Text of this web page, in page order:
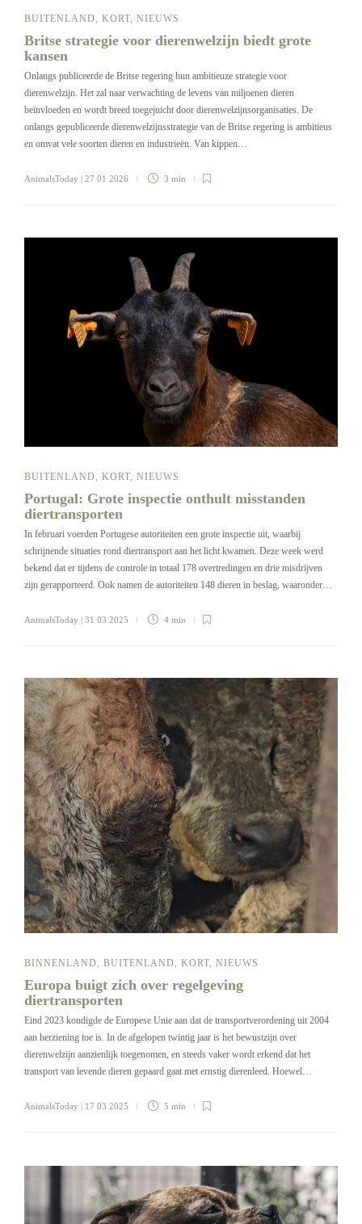
BUITENLAND, KORT, NIEUWS
Britse strategie voor dierenwelzijn biedt grote
kansen
Onlangs publiceerde de Britse regering hun ambitieuze strategie voor
dierenwelzijn. Het zal naar verwachting de levens van miljoenen dieren
beïnvloeden en wordt breed toegejuicht door dierenwelzijnsorganisaties. De
onlangs gepubliceerde dierenwelzijnsstrategie van de Britse regering is ambitieus
en omvat vele soorten dieren en industrieën. Van kippen…
AnimalsToday | 27 01 2026 3 min
BUITENLAND KORT NIEUWS
Portugal: Grote inspectie onthult misstanden
diertransporten
In februari voerden Portugese autoriteiten een grote inspectie uit, waarbij
schrijnende situaties rond diertransport aan het licht kwamen. Deze week werd
bekend dat er tijdens de controle in totaal 178 overtredingen en drie misdrijven
zijn gerapporteerd. Ook namen de autoriteiten 148 dieren in beslag, waaronder…
AnimalsToday | 31 03 2025 4 min
BINNENLAND, BUITENLAND, KORT, NIEUWS
Europa buigt zich over regelgeving
diertransporten
Eind 2023 kondigde de Europese Unie aan dat de transportverordening uit 2004
aan herziening toe is. In de afgelopen twintig jaar is het bewustzijn over
dierenwelzijn aanzienlijk toegenomen, en steeds vaker wordt erkend dat het
transport van levende dieren gepaard gaat met ernstig dierenleed. Hoewel…
AnimalsToday | 17 03 2025 5 min